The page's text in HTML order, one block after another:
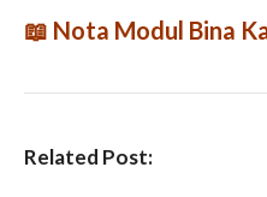
📖 Nota Modul Bina
Related Post: